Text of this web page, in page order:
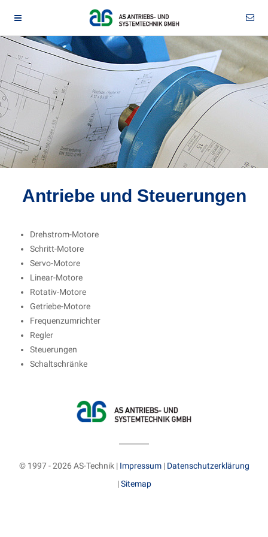
Antriebe und Steuerungen
Drehstrom-Motore
Schritt-Motore
Servo-Motore
Linear-Motore
Rotativ-Motore
Getriebe-Motore
Frequenzumrichter
Regler
Steuerungen
Schaltschränke
© 1997 - 2026 AS-Technik | Impressum| Datenschutzerklärung
|Sitemap